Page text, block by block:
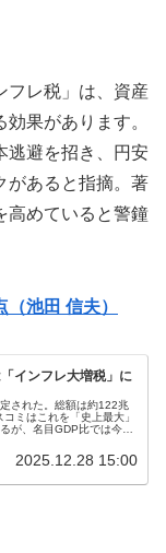
フレ税」は、資産
果があります。
逃避を招き、円安
があると指摘。著
高めていると警鐘
池田 信夫）
インフレ大増税」に
された。総額は約122兆
ミはこれを「史上最大」
が、名目GDP比では今年
2025.12.28 15:00